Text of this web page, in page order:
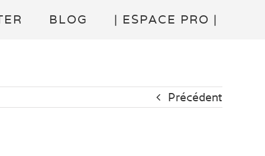
BLOG | ESPACE PRO |
Précédent